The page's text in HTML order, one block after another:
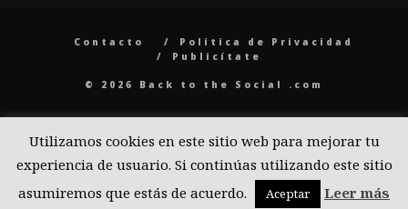
Contacto
Politica de Privacidad
Publicítate
© 2026 Back to the Social .com
Utilizamos cookies en este sitio web para mejorar tu
experiencia de usuario. Si continúas utilizando este sitio
asumiremos que estás de acuerdo.
Aceptar Leer más